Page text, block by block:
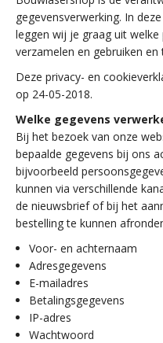
gegevensverwerking. In
leggen wij je graag uit
verzamelen en gebruiken
Deze privacy- en
op 24-05-2018.
Welke gegevens
Bij het bezoek van onze
bepaalde gegevens bij ons
bijvoorbeeld
kunnen via verschillende
de nieuwsbrief of bij het
bestelling te kunnen
Voor- en achternaam
Adresgegevens
E-mailadres
Betalingsgegevens
IP-adres
Wachtwoord